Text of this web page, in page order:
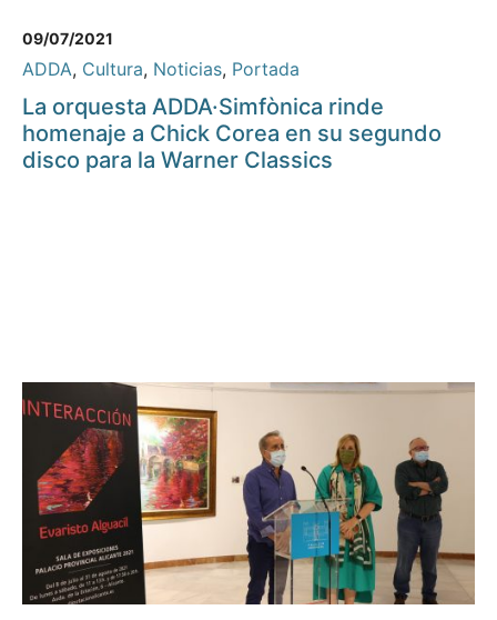
09/07/2021
ADDA, Cultura, Noticias, Portada
La orquesta ADDA·Simfònica rinde
homenaje a Chick Corea en su segundo
disco para la Warner Classics